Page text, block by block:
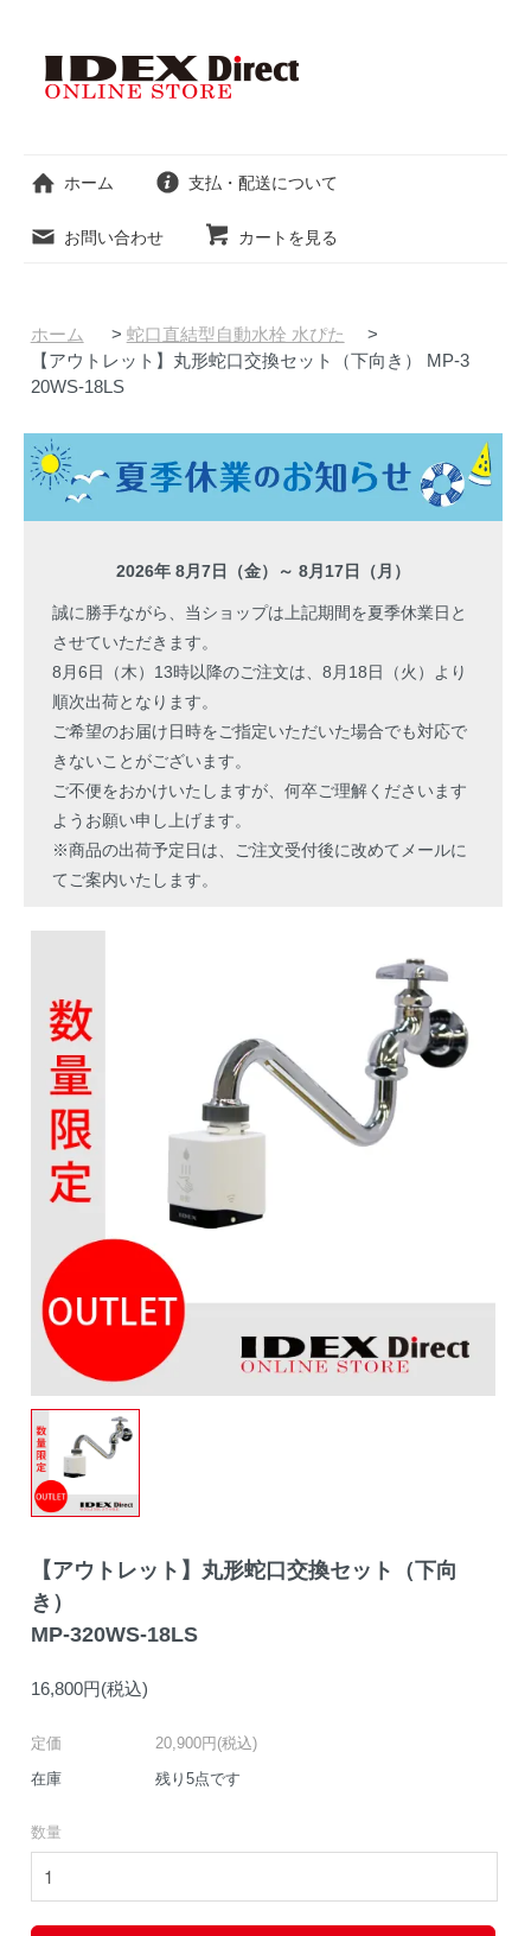
ホーム 支払・配送について
お問い合わせ カートを見る
ホーム > 蛇口直結型自動水栓 水ぴた
>
【アウトレット】丸形蛇口交換セット（下向き） MP-3
20WS-18LS
2026年 8月7日（金）～ 8月17日（月）
誠に勝手ながら、当ショップは上記期間を夏季休業日と
させていただきます。
8月6日（木）13時以降のご注文は、8月18日（火）より
順次出荷となります。
ご希望のお届け日時をご指定いただいた場合でも対応で
きないことがございます。
ご不便をおかけいたしますが、何卒ご理解くださいます
ようお願い申し上げます。
※商品の出荷予定日は、ご注文受付後に改めてメールに
てご案内いたします。
【アウトレット】丸形蛇口交換セット（下向
き）
MP-320WS-18LS
16,800円(税込)
定価
20,900円(税込)
在庫
残り5点です
数量